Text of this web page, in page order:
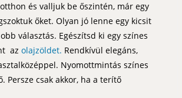
és valljuk be őszintén, már egy
őket. Olyan jó lenne egy kicsit
választás. Egészítsd ki egy színes
az olajzöldet. Rendkívül elegáns,
Nyomottmintás színes
Persze csak akkor, ha a terítő